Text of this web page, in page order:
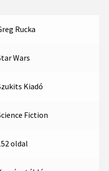
Rucka
Wars
Kiadó
Fiction
oldal